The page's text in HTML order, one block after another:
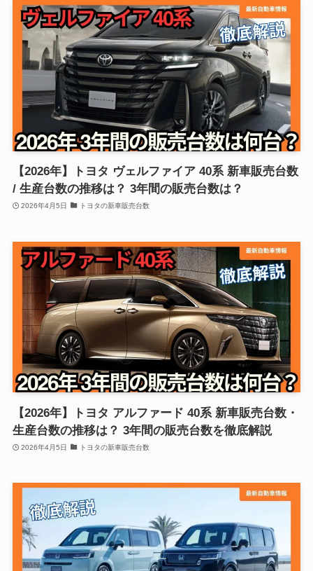
【2026年】トヨタ ヴェルファイア 40系 新車販売台数
/ 生産台数の推移は？ 3年間の販売台数は？
2026年4月5日 トヨタの新車販売台数
【2026年】トヨタ アルファード 40系 新車販売台数・
生産台数の推移は？ 3年間の販売台数を徹底解説
2026年4月5日 トヨタの新車販売台数